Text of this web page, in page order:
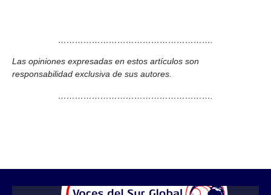
……………………………………………….
Las opiniones expresadas en estos artículos son
responsabilidad exclusiva de sus autores.
……………………………………………….